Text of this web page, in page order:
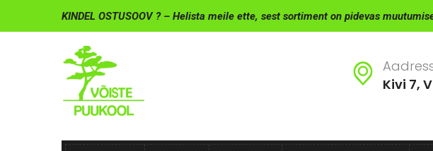
KINDEL OSTUSOOV ? – Helista meile ette, sest sortiment on pidevas
Kivi 7,